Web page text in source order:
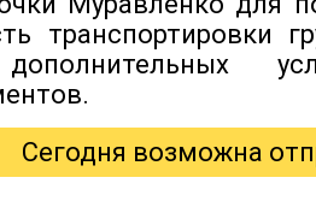
транспортировки
Сегодня возможна